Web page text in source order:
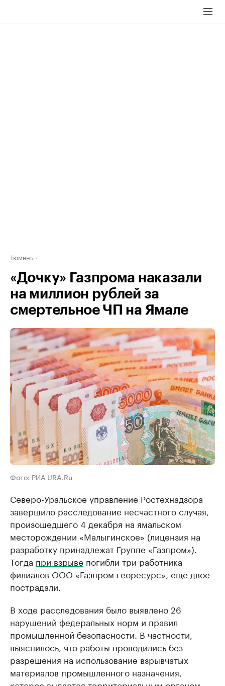
Тюмень
«Дочку» Газпрома наказали
на миллион рублей за
смертельное ЧП на Ямале
Фото: РИА URA.Ru
Северо-Уральское управление Ростехнадзора
завершило расследование несчастного случая,
произошедшего 4 декабря на ямальском
месторождении «Малыгинское» (лицензия на
разработку принадлежат Группе «Газпром»).
Тогда при взрыве погибли три работника
филиалов ООО «Газпром георесурс», еще двое
пострадали.
В ходе расследования было выявлено 26
нарушений федеральных норм и правил
промышленной безопасности. В частности,
выяснилось, что работы проводились без
разрешения на использование взрывчатых
материалов промышленного назначения,